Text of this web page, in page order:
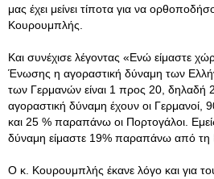
μας έχει μείνει τίποτα για να
Κουρουμπλής.
Και συνέχισε λέγοντας «Ενώ είμαστε
Ένωσης η αγοραστική δύναμη των
των Γερμανών είναι 1 προς 20,
αγοραστική δύναμη έχουν οι Γερμανοί,
και 25 % παραπάνω οι Πορτογάλοι.
δύναμη είμαστε 19% παραπάνω από τη
Ο κ. Κουρουμπλής έκανε λόγο και για